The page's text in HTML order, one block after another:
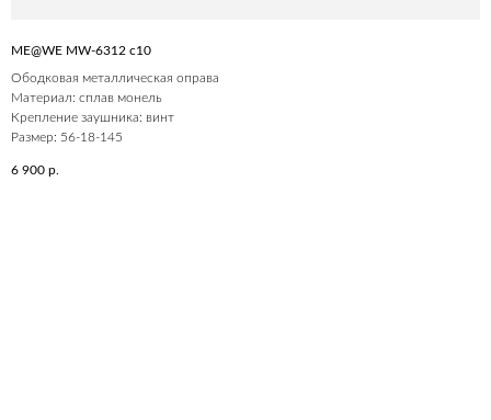
ME@WE MW-6312 c10
Ободковая металлическая оправа
Материал: сплав монель
Крепление заушника: винт
Размер: 56-18-145
6 900 р.